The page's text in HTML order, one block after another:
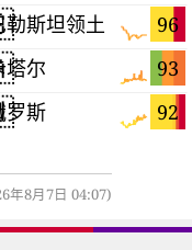
96
勒斯坦领土
93
塔尔
92
罗斯
年8月7日 04:07)